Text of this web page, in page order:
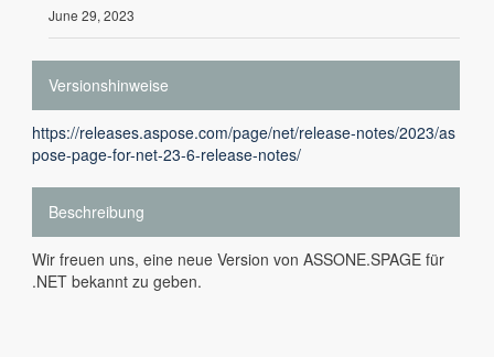
June 29, 2023
Versionshinweise
https://releases.aspose.com/page/net/release-notes/2023/as
pose-page-for-net-23-6-release-notes/
Beschreibung
Wir freuen uns, eine neue Version von ASSONE.SPAGE für
.NET bekannt zu geben.